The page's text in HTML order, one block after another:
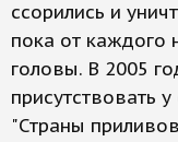
ссорились и
пока от каждого
головы. В 2005
присутствовать
"Страны